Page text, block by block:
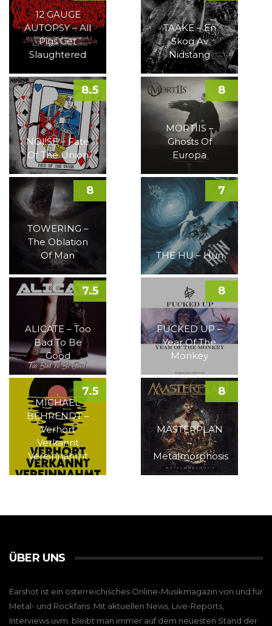
12 GAUGE
AUTOPSY – All
Pigs Get
Slaughtered
TAAKE – En
Skog Av
Nidstang
NOI!SE – Fate
Of The Union
8.5
MORTIIS –
Ghosts Of
Europa
8
TOWERING –
The Oblation
Of Man
8
THE HU – Hun
7
ALICATE – Too
Bad To Be
Good
7.5
FUCKED UP –
Year Of The
Monkey
8
MICHAEL
BEHRENDT –
Verhört
Verkannt
Vereinnahmt
7.5
MASTERPLAN
–
Metalmorphosis
8
ÜBER UNS
Earshot ist ein österreichisches Online-Musikmagazin von und für
Metal- und Rockfans. Mit aktuellen News, Live-Reports,
Interviews uvm. bleibt man immer auf dem neuesten Stand der